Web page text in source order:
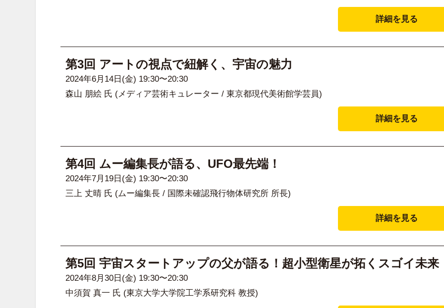
詳細を見る
第3回 アートの視点で紐解く、宇宙の魅力
2024年6月14日(金) 19:30〜20:30
森山 朋絵 氏 (メディア芸術キュレーター / 東京都現代美術館学芸員)
詳細を見る
第4回 ムー編集長が語る、UFO最先端！
2024年7月19日(金) 19:30〜20:30
三上 丈晴 氏 (ムー編集長 / 国際未確認飛行物体研究所 所長)
詳細を見る
第5回 宇宙スタートアップの父が語る！超小型衛星が拓くスゴイ未来
2024年8月30日(金) 19:30〜20:30
中須賀 真一 氏 (東京大学大学院工学系研究科 教授)